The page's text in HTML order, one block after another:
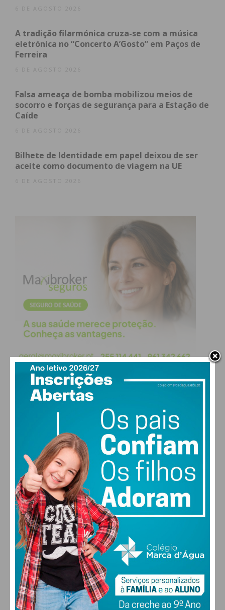
6 DE AGOSTO 2026
A tradição filarmónica cruza-se com a música
eletrónica no “Concerto A’Gosto” em Paços de
Ferreira
6 DE AGOSTO 2026
Falsa ameaça de bomba mobilizou meios de
socorro e forças de segurança para a Estação de
Caíde
6 DE AGOSTO 2026
Bilhete de Identidade em papel deixou de ser
aceite como documento de viagem na UE
6 DE AGOSTO 2026
PAÇOS DE FERREIRA